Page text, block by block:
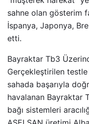
sahne olan gösterim
İspanya, Japonya,
etti.
Bayraktar Tb3
Gerçekleştirilen
sahada başarıyla
havalanan Bayraktar
bağı sistemleri